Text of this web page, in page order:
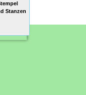
Stanzen